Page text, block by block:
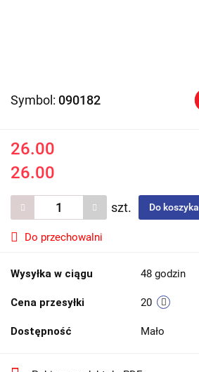
Symbol: 090182
26.00
26.00
szt. Do koszyka
Do przechowalni
Wysyłka w ciągu 48 godzin
Cena przesyłki 20
Dostępność Mało